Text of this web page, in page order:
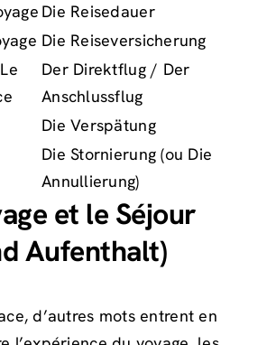
Die Reisedauer
Die Reiseversicherung
Der Direktflug / Der
Anschlussflug
Die Verspätung
Die Stornierung (ou Die
Annullierung)
et le Séjour
Aufenthalt)
d’autres mots entrent en